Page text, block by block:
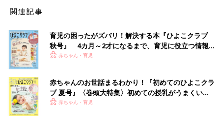
榊原 長男は生まれたときは、体重2030g、身長45cmで
体重児でした。二男は生まれたときは、体重1250ｇ、身長
に入ったからか、長男は身長167cm、二男は身長170cmです。
小さく生まれた二男のほうが今は少し大きいです。
息子たちは言葉の発達も遅く、「ママ」などの一語文が出たのは
2歳ごろ。会話でコミュニケーションがとれるようになったのは4
歳でしたが、今は反抗期真っただ中。よく言い返されたりしてい
ます。本当に子どもの成長は早いです。
関連記事
育児の困ったがズバリ！解決する本『ひよこクラブ
秋号』 4カ月～2才になるまで、育児に役立つ情報が
いっぱい！
赤ちゃん・育児
赤ちゃんのお世話まるわかり！『初めてのひよこクラ
ブ 夏号』〈巻頭大特集〉初めての授乳がうまくい
く！ おっぱい・ミルクの基本と夏のトラブル 解決テ
赤ちゃん・育児